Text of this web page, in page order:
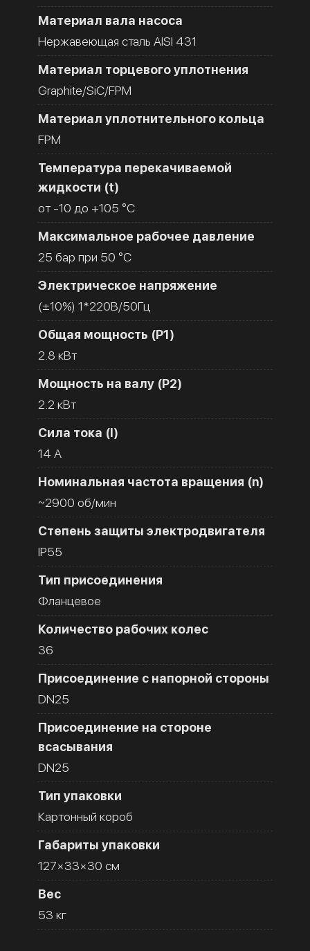
Материал вала насоса
Нержавеющая сталь AISI 431
Материал торцевого уплотнения
Graphite/SiC/FPM
Материал уплотнительного кольца
FPM
Температура перекачиваемой
жидкости (t)
от -10 до +105 °C
Максимальное рабочее давление
25 бар при 50 °C
Электрическое напряжение
(±10%) 1*220В/50Гц
Общая мощность (Р1)
2.8 кВт
Мощность на валу (Р2)
2.2 кВт
Сила тока (I)
14 A
Номинальная частота вращения (n)
~2900 об/мин
Степень защиты электродвигателя
IP55
Тип присоединения
Фланцевое
Количество рабочих колес
36
Присоединение с напорной стороны
DN25
Присоединение на стороне
всасывания
DN25
Тип упаковки
Картонный короб
Габариты упаковки
127×33×30 см
Вес
53 кг